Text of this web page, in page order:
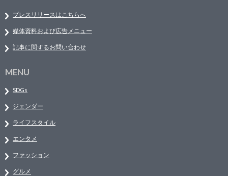
プレスリリースはこちらへ
媒体資料および広告メニュー
記事に関するお問い合わせ
MENU
SDGs
ジェンダー
ライフスタイル
エンタメ
ファッション
グルメ